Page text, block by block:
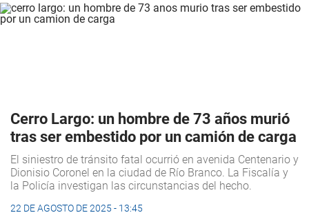
Cerro Largo: un hombre de 73 años murió
tras ser embestido por un camión de carga
El siniestro de tránsito fatal ocurrió en avenida Centenario y
Dionisio Coronel en la ciudad de Río Branco. La Fiscalía y
la Policía investigan las circunstancias del hecho.
22 DE AGOSTO DE 2025 - 13:45